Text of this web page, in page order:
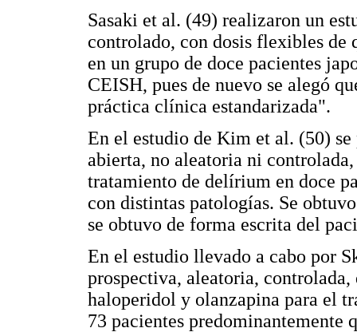
Sasaki et al. (49) realizaron un
controlado, con dosis flexibles
en un grupo de doce pacientes
CEISH, pues de nuevo se alegó
práctica clínica estandarizada".
En el estudio de Kim et al. (50)
abierta, no aleatoria ni
tratamiento de delírium en doce
con distintas patologías. Se
se obtuvo de forma escrita del
En el estudio llevado a cabo por
prospectiva, aleatoria,
haloperidol y olanzapina para el
73 pacientes predominantemente